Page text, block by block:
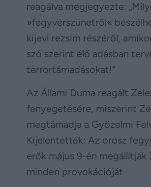
reagálva megjegyezte:
»fegyverszünetről«
kijevi rezsim részéről,
szó szerint élő adásban
terrortámadásokat!”
Az Állami Duma reagált
fenyegetésére, miszerint
megtámadja a Győzelmi
Kijelentették: Az orosz
erők május 9-én megállítják
minden provokációját